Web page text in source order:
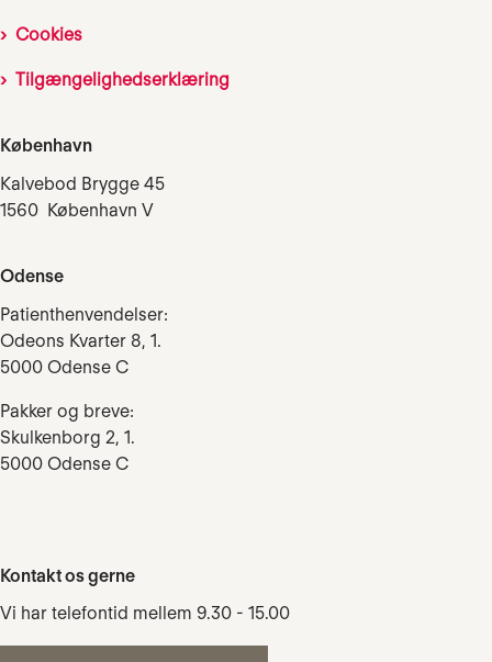
Cookies
Tilgængelighedserklæring
København
Kalvebod Brygge 45
1560 København V
Odense
Patienthenvendelser:
Odeons Kvarter 8, 1.
5000 Odense C
Pakker og breve:
Skulkenborg 2, 1.
5000 Odense C
Kontakt os gerne
Vi har telefontid mellem 9.30 - 15.00